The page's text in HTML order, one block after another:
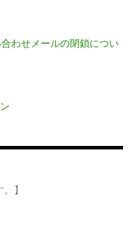
わせメールの閉鎖につい
】